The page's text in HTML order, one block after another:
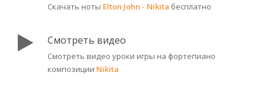
Скачать ноты Elton John - Nikita бесплатно
Смотреть видео
Смотреть видео уроки игры на фортепиано
композиции Nikita